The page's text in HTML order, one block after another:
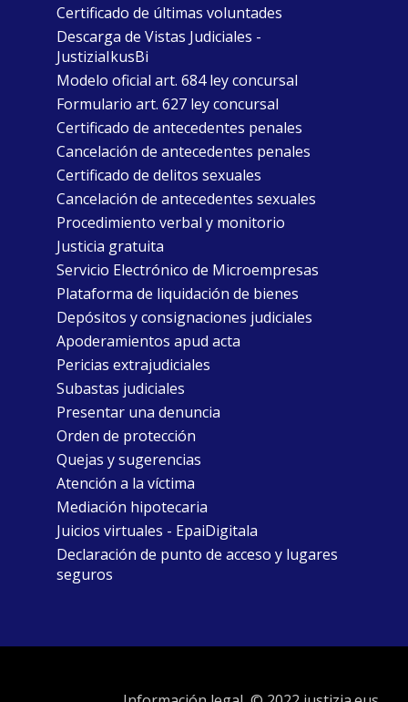
Certificado de últimas voluntades
Descarga de Vistas Judiciales -
JustiziaIkusBi
Modelo oficial art. 684 ley concursal
Formulario art. 627 ley concursal
Certificado de antecedentes penales
Cancelación de antecedentes penales
Certificado de delitos sexuales
Cancelación de antecedentes sexuales
Procedimiento verbal y monitorio
Justicia gratuita
Servicio Electrónico de Microempresas
Plataforma de liquidación de bienes
Depósitos y consignaciones judiciales
Apoderamientos apud acta
Pericias extrajudiciales
Subastas judiciales
Presentar una denuncia
Orden de protección
Quejas y sugerencias
Atención a la víctima
Mediación hipotecaria
Juicios virtuales - EpaiDigitala
Declaración de punto de acceso y lugares
seguros